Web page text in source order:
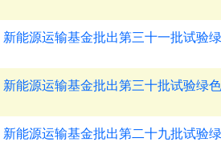
新能源运输基金批出第三十一批试验
新能源运输基金批出第三十批试验绿
新能源运输基金批出第二十九批试验